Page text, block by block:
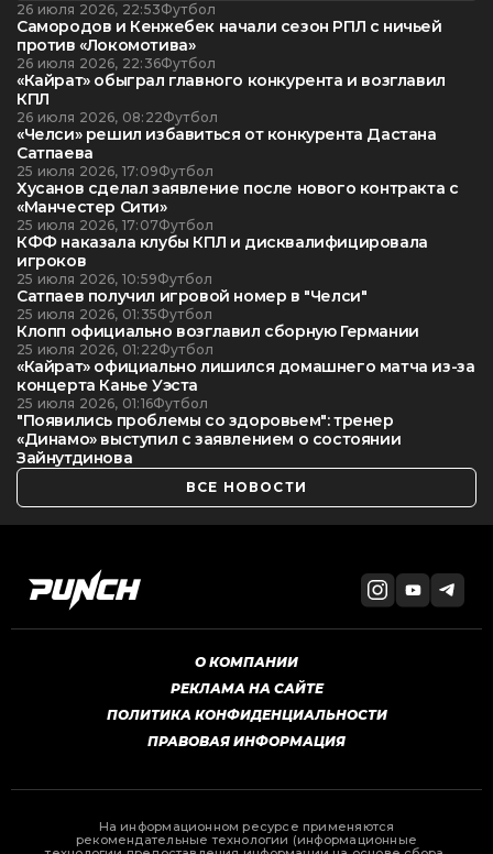
26 июля 2026, 22:53Футбол
Самородов и Кенжебек начали сезон РПЛ с ничьей
против «Локомотива»
26 июля 2026, 22:36Футбол
«Кайрат» обыграл главного конкурента и возглавил
КПЛ
26 июля 2026, 08:22Футбол
«Челси» решил избавиться от конкурента Дастана
Сатпаева
25 июля 2026, 17:09Футбол
Хусанов сделал заявление после нового контракта с
«Манчестер Сити»
25 июля 2026, 17:07Футбол
КФФ наказала клубы КПЛ и дисквалифицировала
игроков
25 июля 2026, 10:59Футбол
Сатпаев получил игровой номер в "Челси"
25 июля 2026, 01:35Футбол
Клопп официально возглавил сборную Германии
25 июля 2026, 01:22Футбол
«Кайрат» официально лишился домашнего матча из-за
концерта Канье Уэста
25 июля 2026, 01:16Футбол
"Появились проблемы со здоровьем": тренер
«Динамо» выступил с заявлением о состоянии
Зайнутдинова
ВСЕ НОВОСТИ
О КОМПАНИИ
РЕКЛАМА НА САЙТЕ
ПОЛИТИКА КОНФИДЕНЦИАЛЬНОСТИ
ПРАВОВАЯ ИНФОРМАЦИЯ
На информационном ресурсе применяются
рекомендательные технологии (информационные